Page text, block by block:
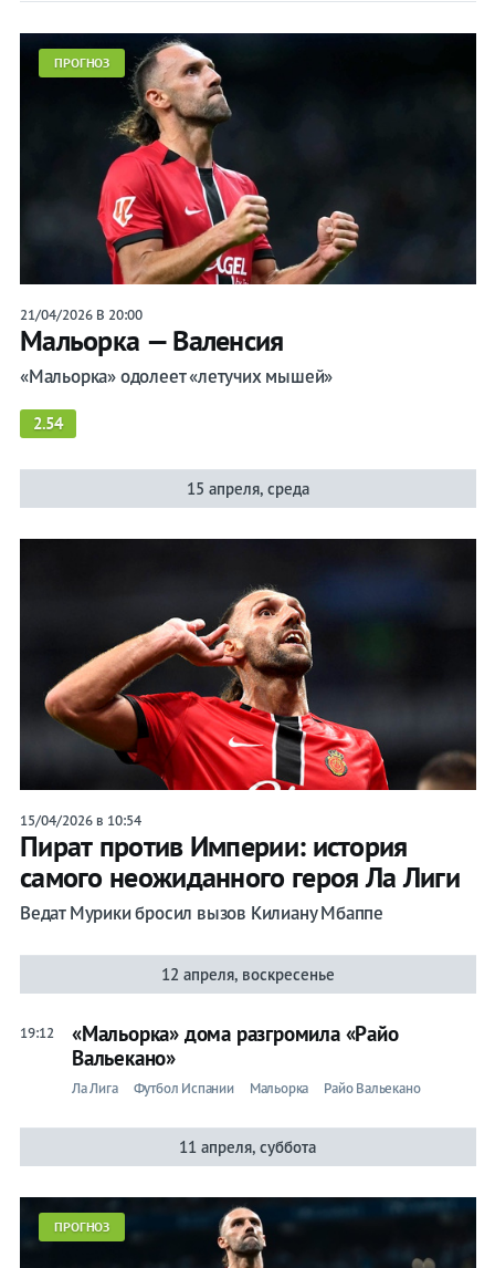
ПРОГНОЗ
21/04/2026 В 20:00
Мальорка — Валенсия
«Мальорка» одолеет «летучих мышей»
2.54
15 апреля, среда
15/04/2026 в 10:54
Пират против Империи: история
самого неожиданного героя Ла Лиги
Ведат Мурики бросил вызов Килиану Мбаппе
12 апреля, воскресенье
19:12
«Мальорка» дома разгромила «Райо
Вальекано»
Ла Лига Футбол Испании Мальорка Райо Вальекано
11 апреля, суббота
ПРОГНОЗ